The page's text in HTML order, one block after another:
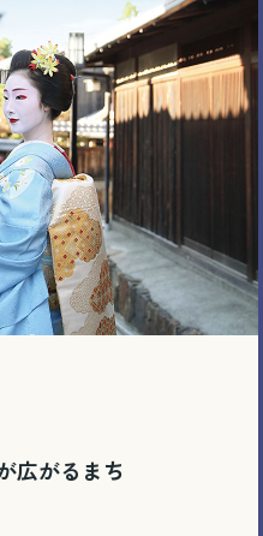
広がるまち